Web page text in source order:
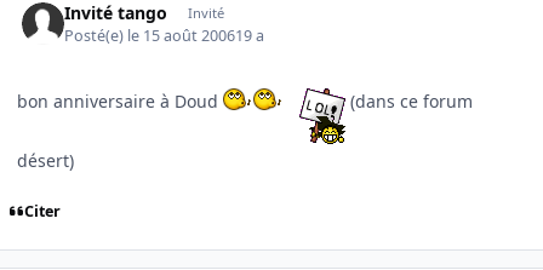
Invité tango Invité
Posté(e) le 15 août 200619 a
bon anniversaire à Doud (dans ce forum
désert)
Citer